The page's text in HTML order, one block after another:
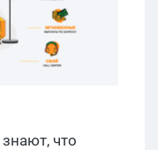
что